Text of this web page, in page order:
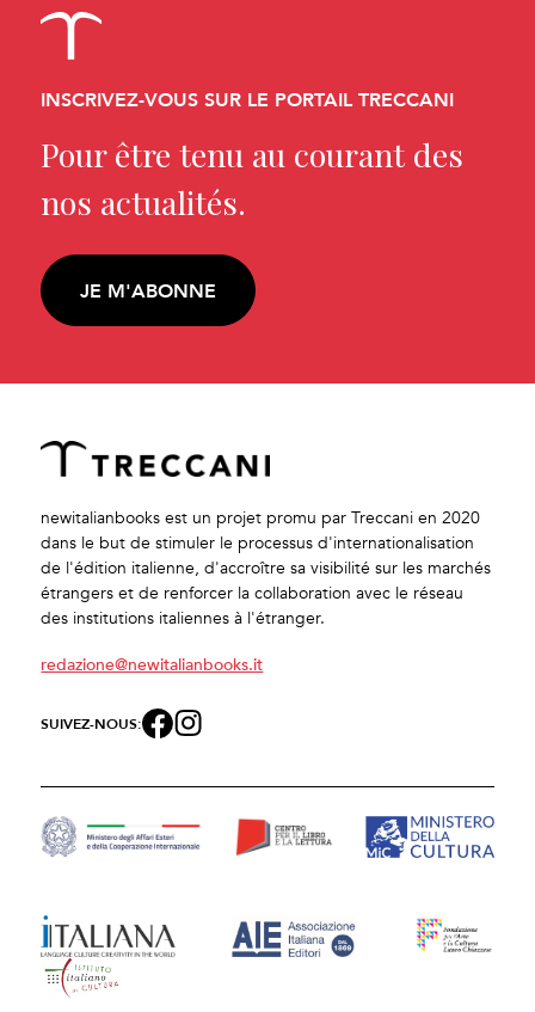
INSCRIVEZ-VOUS SUR LE PORTAIL TRECCANI
Pour être tenu au courant des
nos actualités.
JE M'ABONNE
newitalianbooks est un projet promu par Treccani en 2020
dans le but de stimuler le processus d'internationalisation
de l'édition italienne, d'accroître sa visibilité sur les marchés
étrangers et de renforcer la collaboration avec le réseau
des institutions italiennes à l'étranger.
redazione@newitalianbooks.it
SUIVEZ-NOUS: